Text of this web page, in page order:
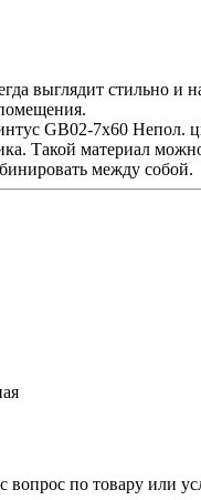
выглядит стильно
GB02-7x60 Непол.
Такой материал
между собой.
по товару или